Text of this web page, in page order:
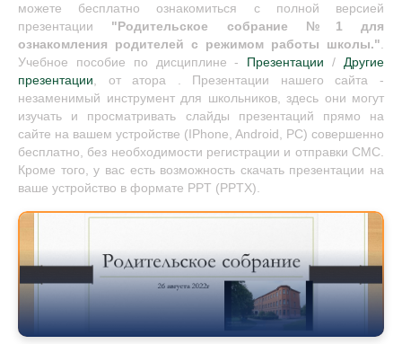
можете бесплатно ознакомиться с полной версией
презентации "Родительское собрание №1 для
ознакомления родителей с режимом работы школы.".
Учебное пособие по дисциплине -
Презентации /Другие
презентации, от атора . Презентации нашего сайта -
незаменимый инструмент для школьников, здесь они могут
изучать и просматривать слайды презентаций прямо на
сайте на вашем устройстве (IPhone, Android, PC) совершенно
бесплатно, без необходимости регистрации и отправки СМС.
Кроме того, у вас есть возможность скачать презентации на
ваше устройство в формате PPT (PPTX).